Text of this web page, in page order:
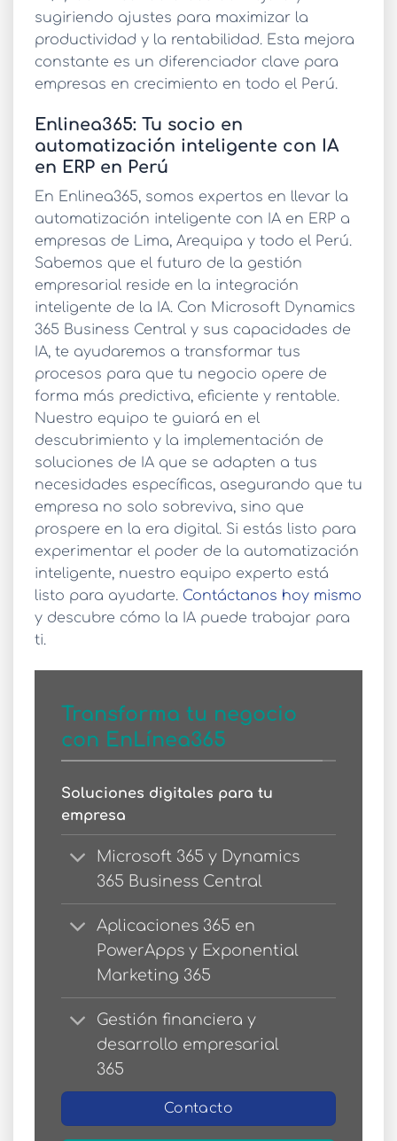
sugiriendo ajustes para maximizar la
productividad y la rentabilidad. Esta mejora
constante es un diferenciador clave para
empresas en crecimiento en todo el Perú.
Enlinea365: Tu socio en
automatización inteligente con IA
en ERP en Perú
En Enlinea365, somos expertos en llevar la
automatización inteligente con IA en ERP a
empresas de Lima, Arequipa y todo el Perú.
Sabemos que el futuro de la gestión
empresarial reside en la integración
inteligente de la IA. Con Microsoft Dynamics
365 Business Central y sus capacidades de
IA, te ayudaremos a transformar tus
procesos para que tu negocio opere de
forma más predictiva, eficiente y rentable.
Nuestro equipo te guiará en el
descubrimiento y la implementación de
soluciones de IA que se adapten a tus
necesidades específicas, asegurando que tu
empresa no solo sobreviva, sino que
prospere en la era digital. Si estás listo para
experimentar el poder de la automatización
inteligente, nuestro equipo experto está
listo para ayudarte. Contáctanos hoy mismo
y descubre cómo la IA puede trabajar para
ti.
Transforma tu negocio
con EnLínea365
Soluciones digitales para tu
empresa
Microsoft 365 y Dynamics
365 Business Central
Aplicaciones 365 en
PowerApps y Exponential
Marketing 365
Gestión financiera y
desarrollo empresarial
365
Contacto